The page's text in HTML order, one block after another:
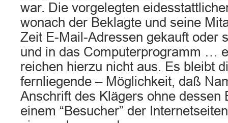
war. Die vorgelegten
wonach der Beklagte und seine
Zeit E-Mail-Adressen gekauft oder
und in das Computerprogramm …
reichen hierzu nicht aus. Es bleibt
fernliegende – Möglichkeit, daß
Anschrift des Klägers ohne dessen
einem “Besucher” der